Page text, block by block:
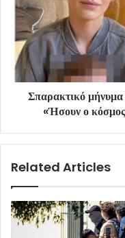
Σπαρακτικό
«Ήσουν ο
Related Articles